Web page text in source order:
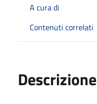
A cura di
Contenuti correlati
Descrizione